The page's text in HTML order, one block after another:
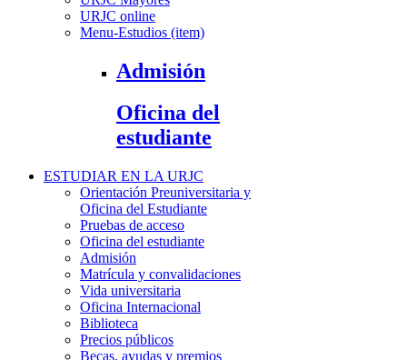
URJC online
Menu-Estudios (item)
Admisión
Oficina del
estudiante
ESTUDIAR EN LA URJC
Orientación Preuniversitaria y
Oficina del Estudiante
Pruebas de acceso
Oficina del estudiante
Admisión
Matrícula y convalidaciones
Vida universitaria
Oficina Internacional
Biblioteca
Precios públicos
Becas, ayudas y premios